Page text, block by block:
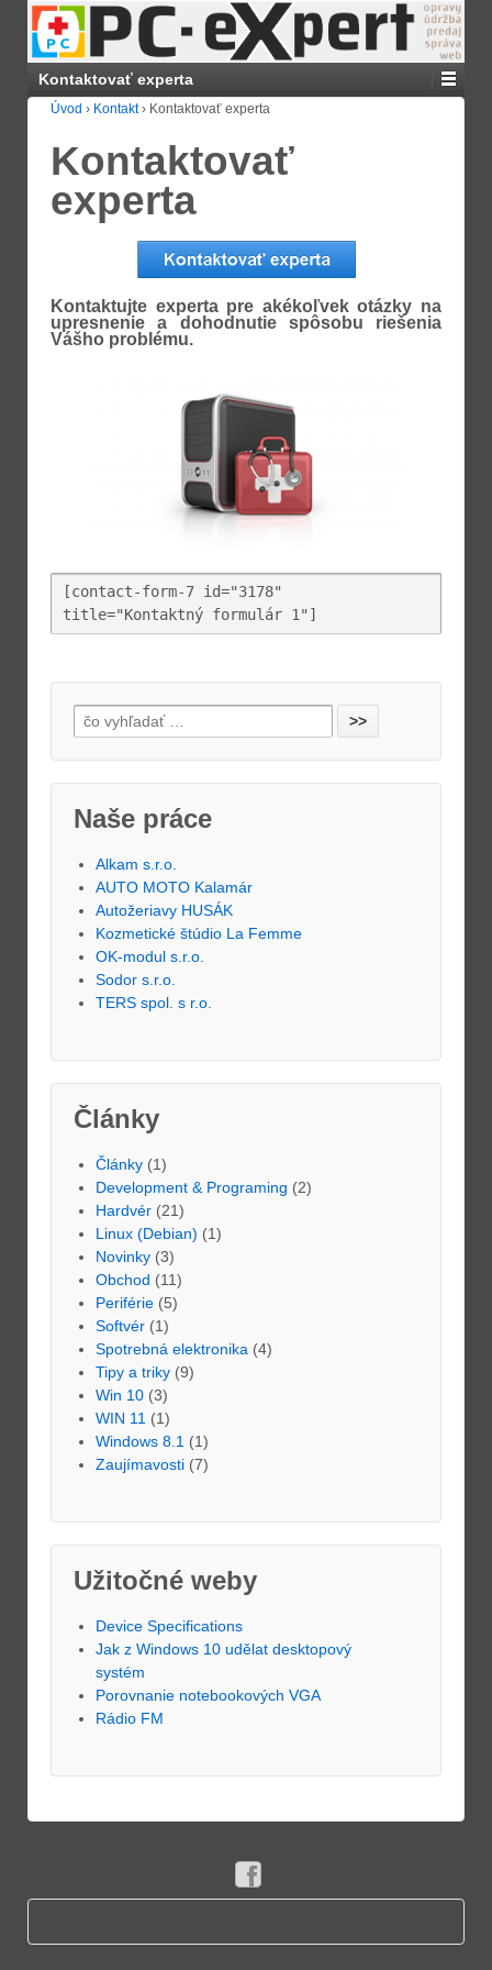
Kontaktovať experta
Úvod › Kontakt › Kontaktovať experta
Kontaktovať
experta
Kontaktujte experta pre akékoľvek otázky na
upresnenie a dohodnutie spôsobu riešenia
Vášho problému.
[contact-form-7 id="3178"
title="Kontaktný formulár 1"]
Naše práce
Alkam s.r.o.
AUTO MOTO Kalamár
Autožeriavy HUSÁK
Kozmetické štúdio La Femme
OK-modul s.r.o.
Sodor s.r.o.
TERS spol. s r.o.
Články
Články (1)
Development & Programing (2)
Hardvér (21)
Linux (Debian) (1)
Novinky (3)
Obchod (11)
Periférie (5)
Softvér (1)
Spotrebná elektronika (4)
Tipy a triky (9)
Win 10 (3)
WIN 11 (1)
Windows 8.1 (1)
Zaujímavosti (7)
Užitočné weby
Device Specifications
Jak z Windows 10 udělat desktopový
systém
Porovnanie notebookových VGA
Rádio FM